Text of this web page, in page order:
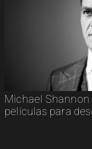
"El Día D:
definieron el